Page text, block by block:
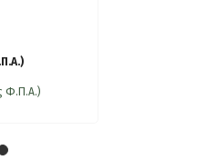
Φ.Π.Α.)